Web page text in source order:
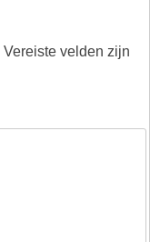
Vereiste velden zijn